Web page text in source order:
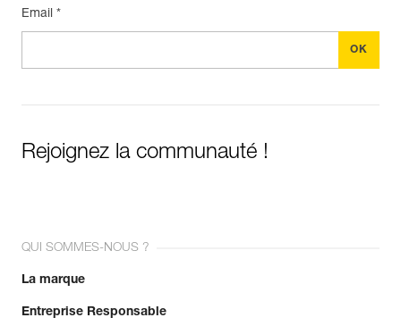
Email *
Rejoignez la communauté !
QUI SOMMES-NOUS ?
La marque
Entreprise Responsable